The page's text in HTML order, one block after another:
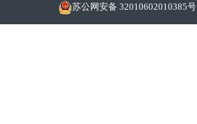
苏公网安备 32010602010385号